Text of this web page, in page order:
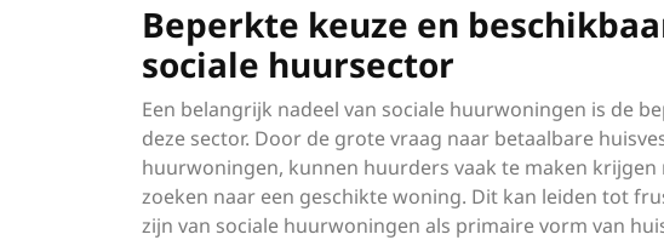
Beperkte keuze en
sociale huursector
Een belangrijk nadeel van sociale huurwoningen is de
deze sector. Door de grote vraag naar betaalbare
huurwoningen, kunnen huurders vaak te maken
zoeken naar een geschikte woning. Dit kan leiden tot
zijn van sociale huurwoningen als primaire vorm van